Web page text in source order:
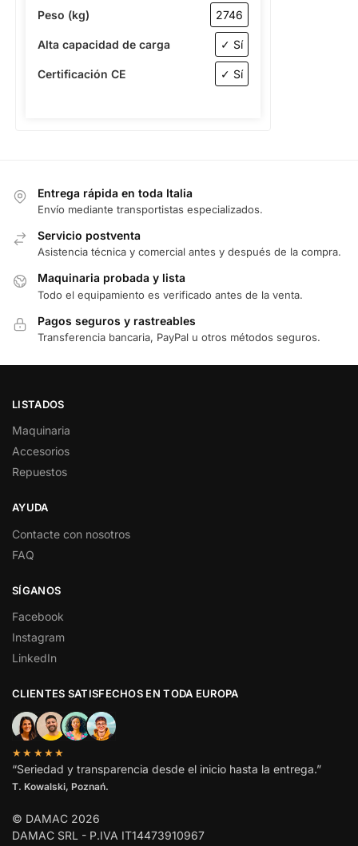
Peso (kg) 2746
Alta capacidad de carga ✓ Sí
Certificación CE ✓ Sí
Entrega rápida en toda Italia
Envío mediante transportistas especializados.
Servicio postventa
Asistencia técnica y comercial antes y después de la compra.
Maquinaria probada y lista
Todo el equipamiento es verificado antes de la venta.
Pagos seguros y rastreables
Transferencia bancaria, PayPal u otros métodos seguros.
LISTADOS
Maquinaria
Accesorios
Repuestos
AYUDA
Contacte con nosotros
FAQ
SÍGANOS
Facebook
Instagram
LinkedIn
CLIENTES SATISFECHOS EN TODA EUROPA
★★★★★
“Seriedad y transparencia desde el inicio hasta la entrega.”
T. Kowalski, Poznań.
© DAMAC 2026
DAMAC SRL - P.IVA IT14473910967